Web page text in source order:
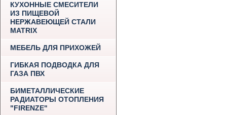
КУХОННЫЕ СМЕСИТЕЛИ
ИЗ ПИЩЕВОЙ
НЕРЖАВЕЮЩЕЙ СТАЛИ
MATRIX
МЕБЕЛЬ ДЛЯ ПРИХОЖЕЙ
ГИБКАЯ ПОДВОДКА ДЛЯ
ГАЗА ПВХ
БИМЕТАЛЛИЧЕСКИЕ
РАДИАТОРЫ ОТОПЛЕНИЯ
"FIRENZE"